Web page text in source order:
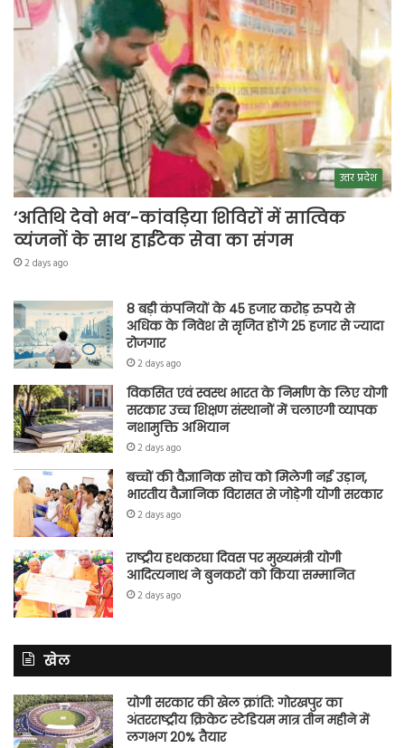
उत्तर प्रदेश
‘अतिथि देवो भव’-कांवड़िया शिविरों में सात्विक
व्यंजनों के साथ हाईटेक सेवा का संगम
2 days ago
8 बड़ी कंपनियों के 45 हजार करोड़ रुपये से
अधिक के निवेश से सृजित होंगे 25 हजार से ज्यादा
रोजगार
2 days ago
विकसित एवं स्वस्थ भारत के निर्माण के लिए योगी
सरकार उच्च शिक्षण संस्थानों में चलाएगी व्यापक
नशामुक्ति अभियान
2 days ago
बच्चों की वैज्ञानिक सोच को मिलेगी नई उड़ान,
भारतीय वैज्ञानिक विरासत से जोड़ेगी योगी सरकार
2 days ago
राष्ट्रीय हथकरघा दिवस पर मुख्यमंत्री योगी
आदित्यनाथ ने बुनकरों को किया सम्मानित
2 days ago
खेल
योगी सरकार की खेल क्रांति: गोरखपुर का
अंतरराष्ट्रीय क्रिकेट स्टेडियम मात्र तीन महीने में
लगभग 20% तैयार